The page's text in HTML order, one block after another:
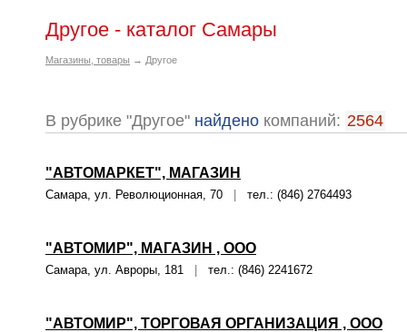
Другое - каталог Самары
Магазины, товары → Другое
В рубрике "Другое" найдено компаний: 2564
"АВТОМАРКЕТ", МАГАЗИН
Самара, ул. Революционная, 70 тел.: (846) 2764493
"АВТОМИР", МАГАЗИН , ООО
Самара, ул. Авроры, 181 тел.: (846) 2241672
"АВТОМИР", ТОРГОВАЯ ОРГАНИЗАЦИЯ , ООО